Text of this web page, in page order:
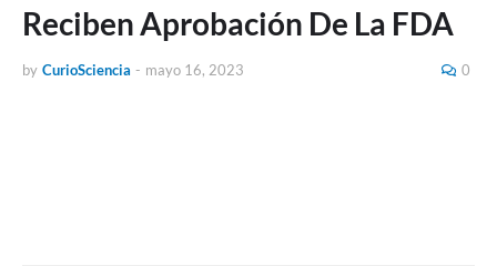
Reciben Aprobación De La FDA
by CurioSciencia - mayo 16, 2023 0